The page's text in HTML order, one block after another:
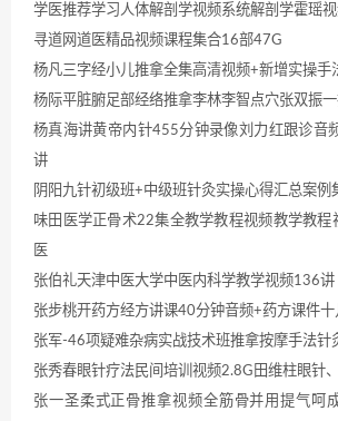
学医推荐学习人体解剖学视频系统解剖学霍瑶
寻道网道医精品视频课程集合16部47G
杨凡三字经小儿推拿全集高清视频+新增实操手
杨际平脏腑足部经络推拿李林李智点穴张双振
杨真海讲黄帝内针455分钟录像刘力红跟诊音
讲
阴阳九针初级班+中级班针灸实操心得汇总案例
味田医学正骨术22集全教学教程视频教学教程
医
张伯礼天津中医大学中医内科学教学视频136讲
张步桃开药方经方讲课40分钟音频+药方课件十
张军-46项疑难杂病实战技术班推拿按摩手法针
张秀春眼针疗法民间培训视频2.8G田维柱眼针
张一圣柔式正骨推拿视频全筋骨并用提气呵